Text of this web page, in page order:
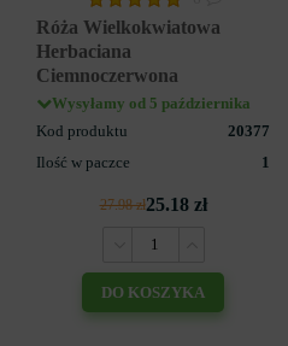
Róża Wielkokwiatowa
Herbaciana
Ciemnoczerwona
Wysyłamy od 5 października
Kod produktu
20377
Ilość w paczce
1
27.98 zł25.18 zł
DO KOSZYKA